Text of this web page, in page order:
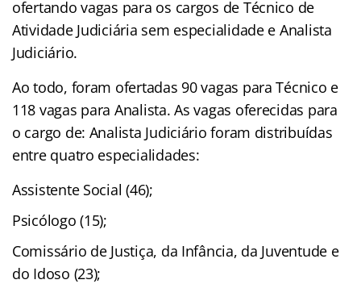
ofertando vagas para os cargos de Técnico de
Atividade Judiciária sem especialidade e Analista
Judiciário.
Ao todo, foram ofertadas 90 vagas para Técnico e
118 vagas para Analista. As vagas oferecidas para
o cargo de: Analista Judiciário foram distribuídas
entre quatro especialidades:
Assistente Social (46);
Psicólogo (15);
Comissário de Justiça, da Infância, da Juventude e
do Idoso (23);